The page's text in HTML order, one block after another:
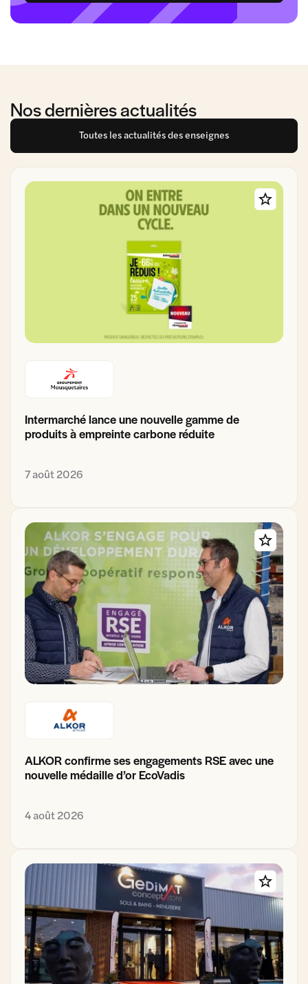
Nos dernières actualités
Toutes les actualités des enseignes
Intermarché lance une nouvelle gamme de
produits à empreinte carbone réduite
7 août 2026
ALKOR confirme ses engagements RSE avec une
nouvelle médaille d’or EcoVadis
4 août 2026